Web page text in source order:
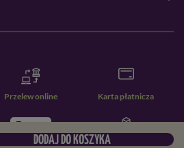
DODAJ DO KOSZYKA
Przelew online Karta płatnicza
PayPal Pobranie